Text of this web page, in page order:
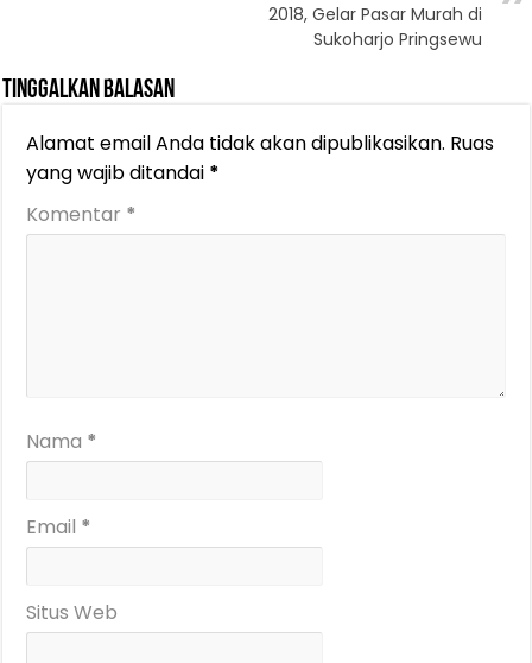
2018, Gelar Pasar Murah di
Sukoharjo Pringsewu
Tinggalkan Balasan
Alamat email Anda tidak akan dipublikasikan. Ruas
yang wajib ditandai *
Komentar *
Nama *
Email *
Situs Web